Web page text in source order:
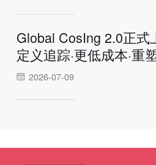
Global CosIng 2.0正式
定义追踪·更低成本·重
2026-07-09